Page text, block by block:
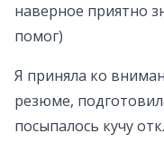
наверное приятно
помог)
Я приняла ко
резюме,
посыпалось кучу